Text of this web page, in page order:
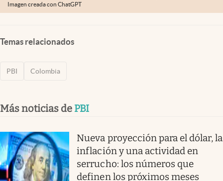
Imagen creada con ChatGPT
Temas relacionados
PBI Colombia
Más noticias de PBI
Nueva proyección para el dólar, la
inflación y una actividad en
serrucho: los números que
definen los próximos meses